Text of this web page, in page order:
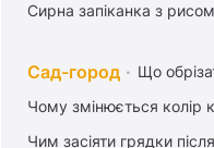
Сирна запіканка з рисом
Сад-город Що
Чому змінюється колір
Чим засіяти грядки